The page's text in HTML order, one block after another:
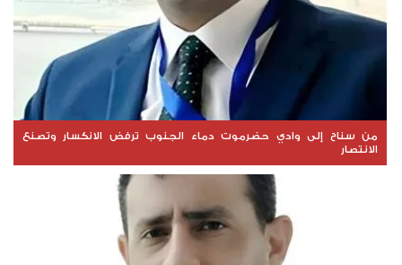
من سناح إلى وادي حضرموت دماء الجنوب ترفض الانكسار وتصنع
الانتصار